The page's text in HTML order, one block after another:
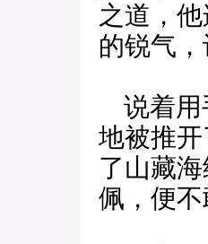
之道，
的锐气
说着用
地被推
了山藏
佩，便不